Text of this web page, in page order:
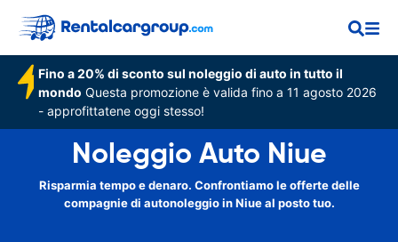
Fino a 20% di sconto sul noleggio di auto in tutto il
mondo Questa promozione è valida fino a 11 agosto 2026
- approfittatene oggi stesso!
Noleggio Auto Niue
Risparmia tempo e denaro. Confrontiamo le offerte delle
compagnie di autonoleggio in Niue al posto tuo.